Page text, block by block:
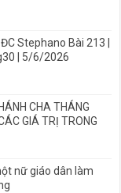
Stephano Bài 213 |
| 5/6/2026
CHA THÁNG
GIÁ TRỊ TRONG
nữ giáo dân làm